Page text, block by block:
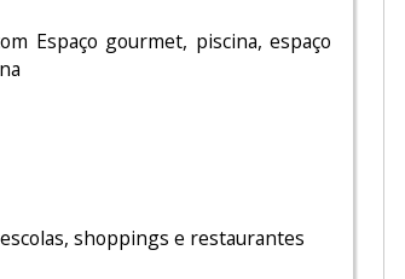
Espaço gourmet, piscina, espaço
shoppings e restaurantes